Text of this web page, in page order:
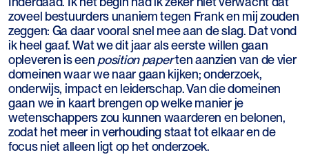
zoveel bestuurders unaniem tegen Frank en mij zouden
zeggen: Ga daar vooral snel mee aan de slag. Dat vond
ik heel gaaf. Wat we dit jaar als eerste willen gaan
opleveren is een position paperten aanzien van de vier
domeinen waar we naar gaan kijken; onderzoek,
onderwijs, impact en leiderschap. Van die domeinen
gaan we in kaart brengen op welke manier je
wetenschappers zou kunnen waarderen en belonen,
zodat het meer in verhouding staat tot elkaar en de
focus niet alleen ligt op het onderzoek.